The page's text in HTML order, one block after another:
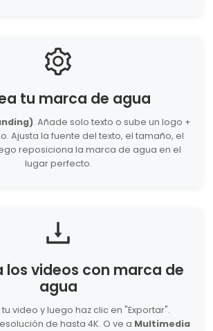
tu marca de agua
. Añade solo texto o sube un logo +
Ajusta la fuente del texto, el tamaño, el
reposiciona la marca de agua en el
lugar perfecto.
los videos con marca de
agua
video y luego haz clic en "Exportar".
de hasta 4K. O ve a Multimedia